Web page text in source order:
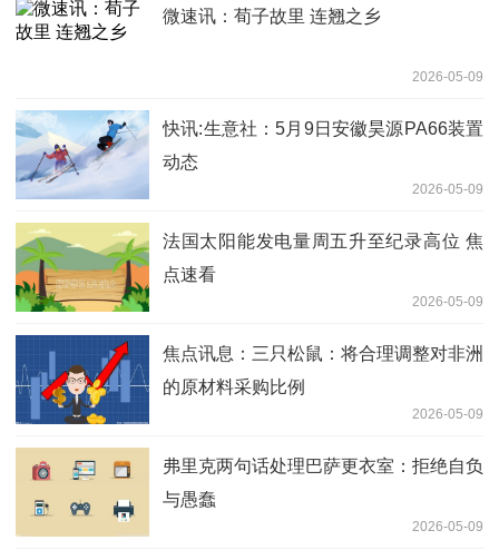
微速讯：荀子故里 连翘之乡
2026-05-09
快讯:生意社：5月9日安徽昊源PA66装置
动态
2026-05-09
法国太阳能发电量周五升至纪录高位 焦
点速看
2026-05-09
焦点讯息：三只松鼠：将合理调整对非洲
的原材料采购比例
2026-05-09
弗里克两句话处理巴萨更衣室：拒绝自负
与愚蠢
2026-05-09